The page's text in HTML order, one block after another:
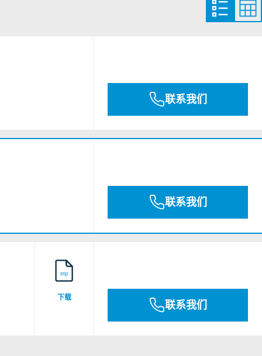
联系我们
联系我们
stp
下载
联系我们